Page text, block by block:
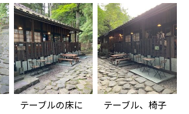
テーブルの床に
テーブル、椅子